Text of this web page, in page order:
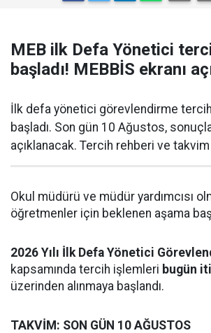
MEB ilk Defa Yönetici
başladı! MEBBİS ekranı
İlk defa yönetici görevlendirme
başladı. Son gün 10 Ağustos,
açıklanacak. Tercih rehberi ve
Okul müdürü ve müdür yardımcısı
öğretmenler için beklenen aşama
2026 Yılı İlk Defa Yönetici
kapsamında tercih işlemleri bugün
üzerinden alınmaya başlandı.
TAKVİM: SON GÜN 10 AĞUSTOS